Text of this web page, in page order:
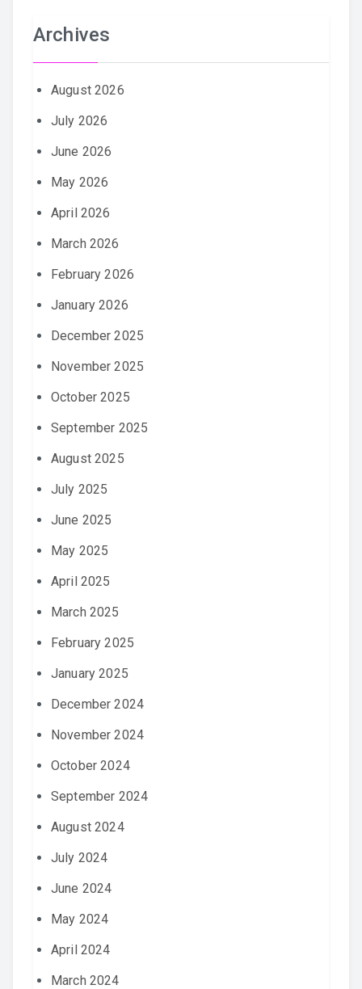
Archives
August 2026
July 2026
June 2026
May 2026
April 2026
March 2026
February 2026
January 2026
December 2025
November 2025
October 2025
September 2025
August 2025
July 2025
June 2025
May 2025
April 2025
March 2025
February 2025
January 2025
December 2024
November 2024
October 2024
September 2024
August 2024
July 2024
June 2024
May 2024
April 2024
March 2024